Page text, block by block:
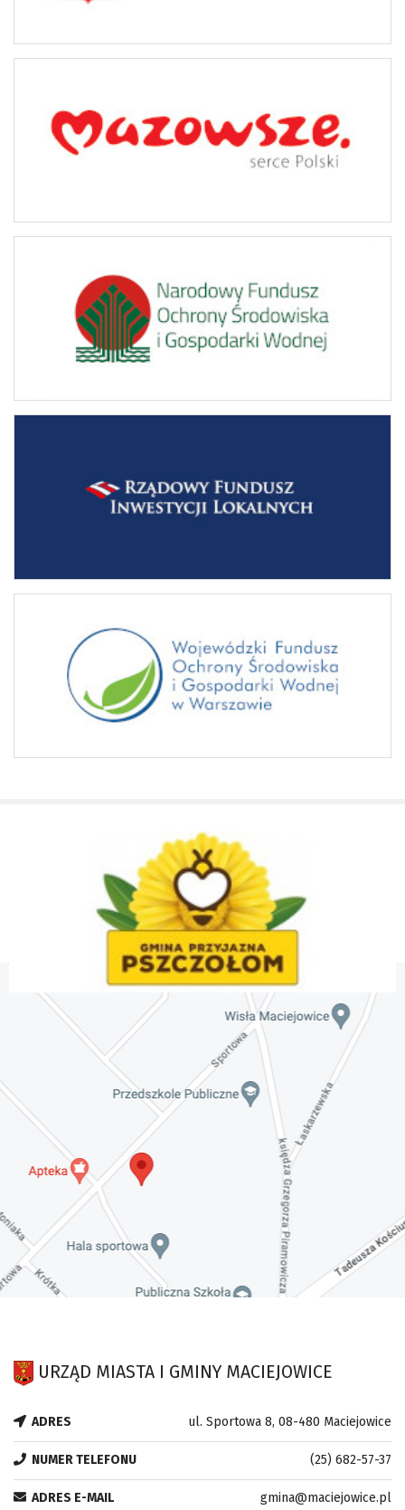
URZĄD MIASTA I GMINY MACIEJOWICE
ADRES ul. Sportowa 8, 08-480 Maciejowice
NUMER TELEFONU (25) 682-57-37
ADRES E-MAIL gmina@maciejowice.pl